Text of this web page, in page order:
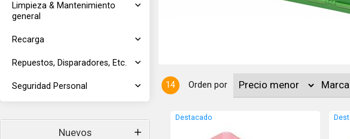
Limpieza & Mantenimiento
general
Recarga
Repuestos, Disparadores, Etc.
Seguridad Personal
Nuevos
14 Orden por
Destacado